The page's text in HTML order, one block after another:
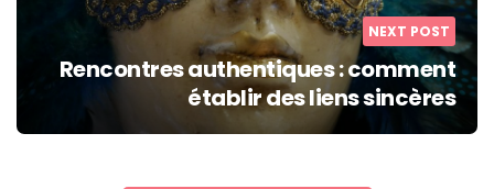
NEXT POST
Rencontres authentiques : comment
établir des liens sincères